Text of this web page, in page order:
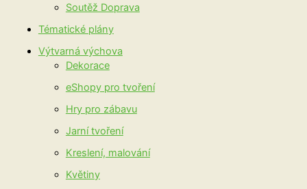
Soutěž Doprava
Tématické plány
Výtvarná výchova
Dekorace
eShopy pro tvoření
Hry pro zábavu
Jarní tvoření
Kreslení, malování
Květiny